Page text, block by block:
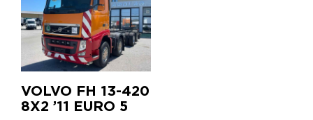
VOLVO FH 13-420
8X2 ’11 EURO 5